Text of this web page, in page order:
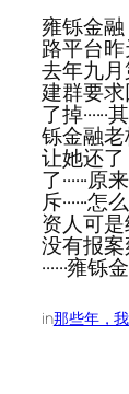
雍铄金融
路平台昨
去年九月
建群要求
了掉
铄金融老
让她还了
了······
斥
资人可
没有报
······雍
in那些年，